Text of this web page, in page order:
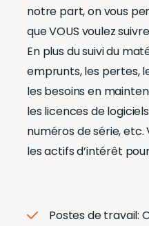
notre part, on vous
que VOUS voulez
En plus du suivi du
emprunts, les pertes,
les besoins en
les licences de
numéros de série, etc.
les actifs d’intérêt
Postes de travail: